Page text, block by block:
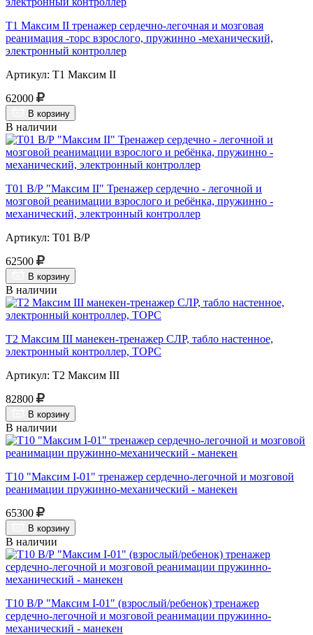
Т1 Максим II тренажер сердечно-легочная и мозговая
реанимация -торс взрослого, пружинно -механический,
электронный контроллер
Артикул: Т1 Максим II
62000
В корзину
В наличии
Т01 В/Р "Максим II" Тренажер сердечно - легочной и
мозговой реанимации взрослого и ребёнка, пружинно -
механический, электронный контроллер
Артикул: Т01 В/Р
62500
В корзину
В наличии
Т2 Максим III манекен-тренажер СЛР, табло настенное,
электронный контроллер, ТОРС
Артикул: Т2 Максим III
82800
В корзину
В наличии
Т10 "Максим I-01" тренажер сердечно-легочной и мозговой
реанимации пружинно-механический - манекен
65300
В корзину
В наличии
Т10 В/Р "Максим I-01" (взрослый/ребенок) тренажер
сердечно-легочной и мозговой реанимации пружинно-
механический - манекен